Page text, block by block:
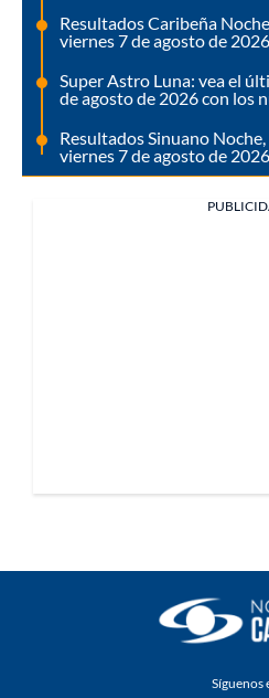
Resultados Caribeña
viernes 7 de agosto de
Super Astro Luna: vea el
de agosto de 2026 con los
Resultados Sinuano
viernes 7 de agosto de
Síguenos